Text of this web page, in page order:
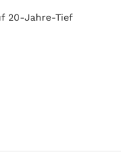
20-Jahre-Tief